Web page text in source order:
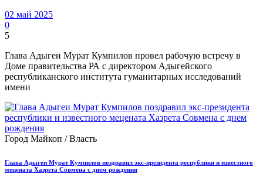
02 май 2025
0
5
Глава Адыгеи Мурат Кумпилов провел рабочую встречу в
Доме правительства РА с директором Адыгейского
республиканского института гуманитарных исследований
имени
Город Майкоп / Власть
Глава Адыгеи Мурат Кумпилов поздравил экс-президента республики и известного
мецената Хазрета Совмена с днем рождения